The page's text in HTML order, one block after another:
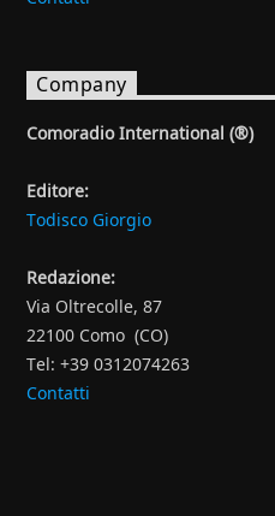
Company
Comoradio International (®)
Editore:
Todisco Giorgio
Redazione:
Via Oltrecolle, 87
22100 Como (CO)
Tel: +39 0312074263
Contatti